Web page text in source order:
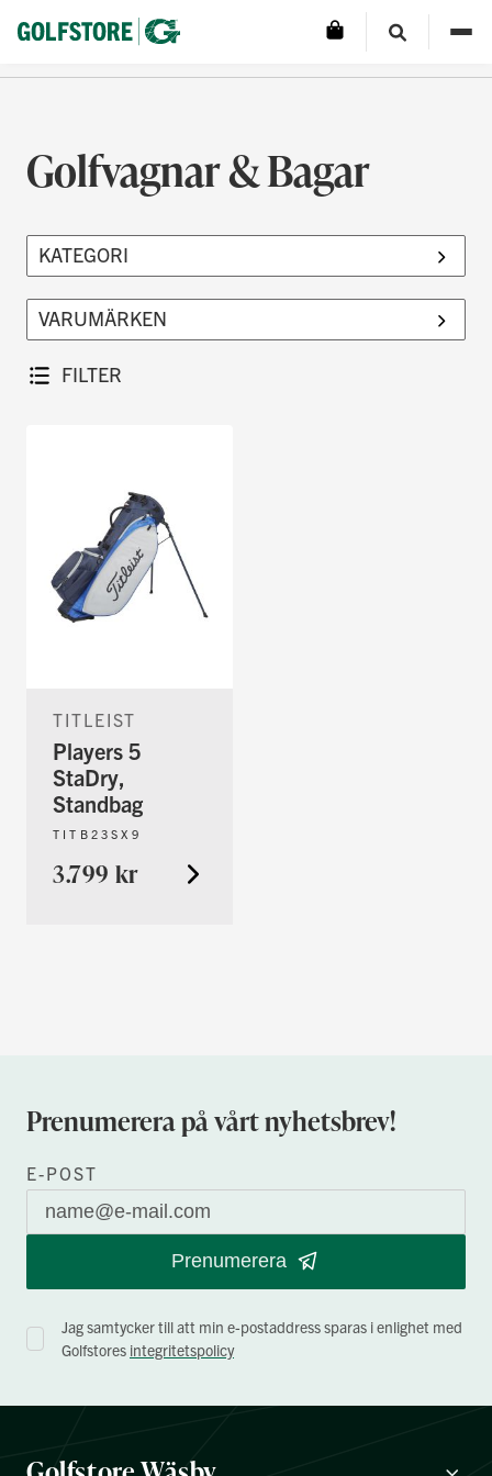
Golfvagnar & Bagar
FILTER
TITLEIST
Players 5
StaDry,
Standbag
TITB23SX9
3.799 kr
Prenumerera på vårt nyhetsbrev!
E-POST
Prenumerera
Jag samtycker till att min e-postaddress sparas i enlighet med
Golfstores integritetspolicy